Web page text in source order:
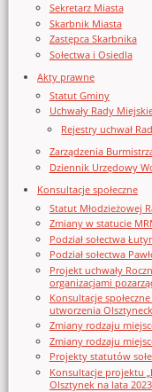
Sekretarz Miasta
Skarbnik Miasta
Zastępca Skarbnika
Sołectwa i Osiedla
Akty prawne
Statut Gminy
Uchwały Rady
Rejestry uchwał
Zarządzenia
Dziennik Urzędowy
Konsultacje społeczne
Statut Młodzieżowej
Zmiany w statucie
Podział sołectwa
Podział sołectwa
Projekt uchwały
organizacjami
Konsultacje
utworzenia
Zmiany rodzaju
Zmiany rodzaju
Projekty statutów
Konsultacje projektu
Olsztynek na lata